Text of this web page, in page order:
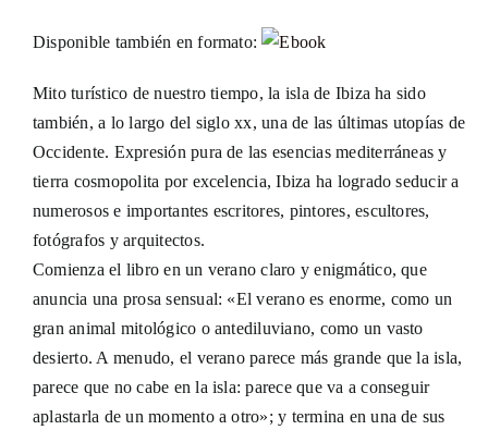
Disponible también en formato:
Mito turístico de nuestro tiempo, la isla de Ibiza ha sido
también, a lo largo del siglo xx, una de las últimas utopías de
Occidente. Expresión pura de las esencias mediterráneas y
tierra cosmopolita por excelencia, Ibiza ha logrado seducir a
numerosos e importantes escritores, pintores, escultores,
fotógrafos y arquitectos.
Comienza el libro en un verano claro y enigmático, que
anuncia una prosa sensual: «El verano es enorme, como un
gran animal mitológico o antediluviano, como un vasto
desierto. A menudo, el verano parece más grande que la isla,
parece que no cabe en la isla: parece que va a conseguir
aplastarla de un momento a otro»; y termina en una de sus